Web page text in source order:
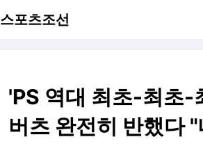
스포츠조선
'PS 역대 최초-최초
버츠 완전히 반했다